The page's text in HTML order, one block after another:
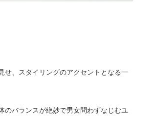
せ、スタイリングのアクセントとなる一
のバランスが絶妙で男女問わずなじむユ